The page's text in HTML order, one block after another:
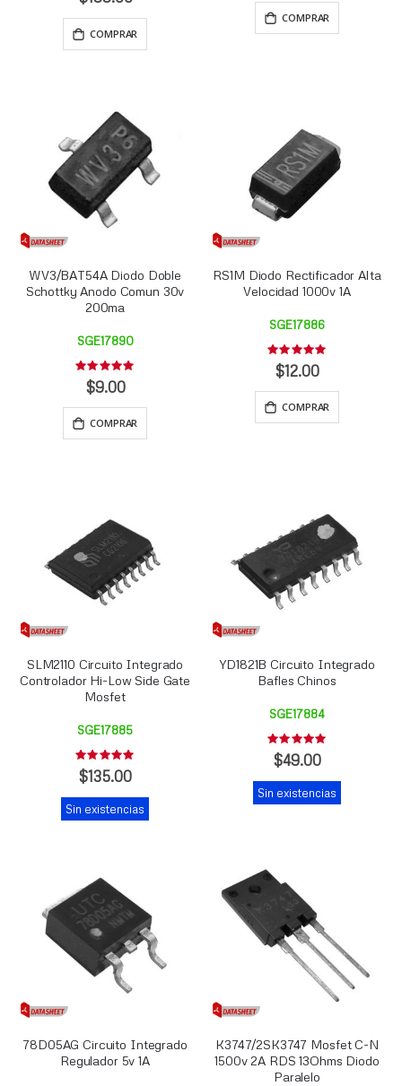
COMPRAR
COMPRAR
WV3/BAT54A Diodo Doble
Schottky Anodo Comun 30v
200ma
SGE17890
Rating:
0%$9.00
COMPRAR
RS1M Diodo Rectificador Alta
Velocidad 1000v 1A
SGE17886
Rating:
0%
$12.00
COMPRAR
SLM2110 Circuito Integrado
Controlador Hi-Low Side Gate
Mosfet
SGE17885
Rating:
0%
$135.00
Sin existencias
YD1821B Circuito Integrado
Bafles Chinos
SGE17884
Rating:
0%
$49.00
Sin existencias
78D05AG Circuito Integrado
Regulador 5v 1A
K3747/2SK3747 Mosfet C-N
1500v 2A RDS 13Ohms Diodo
Paralelo